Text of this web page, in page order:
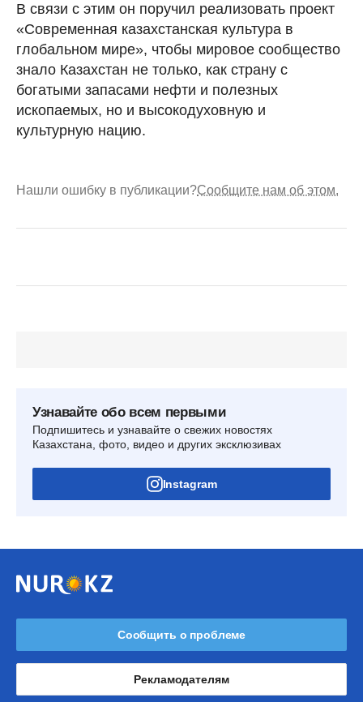
В связи с этим он поручил реализовать проект
«Современная казахстанская культура в
глобальном мире», чтобы мировое сообщество
знало Казахстан не только, как страну с
богатыми запасами нефти и полезных
ископаемых, но и высокодуховную и
культурную нацию.
Нашли ошибку в публикации?Сообщите нам об этом.
Узнавайте обо всем первыми
Подпишитесь и узнавайте о свежих новостях
Казахстана, фото, видео и других эксклюзивах
Instagram
Сообщить о проблеме
Рекламодателям